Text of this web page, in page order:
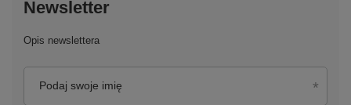
Newsletter
Opis newslettera
Podaj swoje imię